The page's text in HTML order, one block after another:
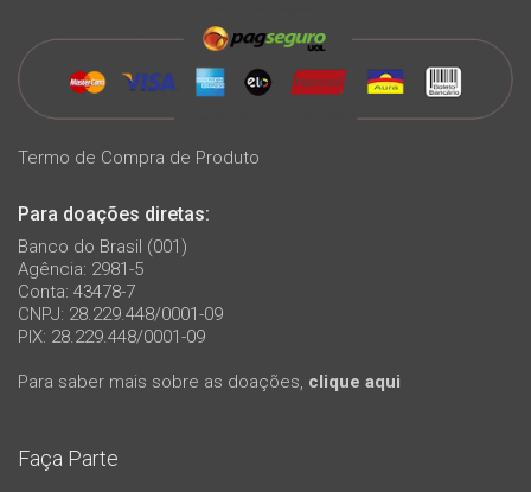
Termo de Compra de Produto
Para doações diretas:
Banco do Brasil (001)
Agência: 2981-5
Conta: 43478-7
CNPJ: 28.229.448/0001-09
PIX: 28.229.448/0001-09
Para saber mais sobre as doações, clique aqui
Faça Parte